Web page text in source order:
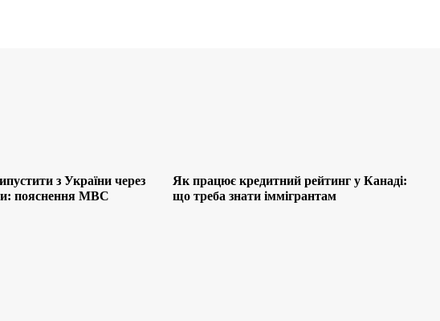
з України через
пояснення МВС
Як працює кредитний рейтинг у Канаді:
що треба знати іммігрантам